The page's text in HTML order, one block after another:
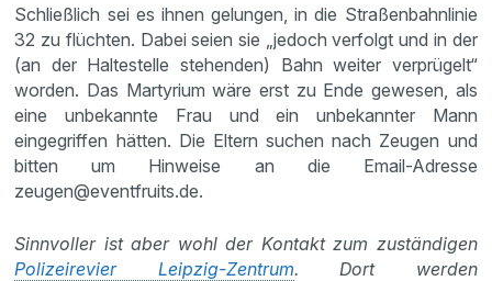
Schließlich sei es ihnen gelungen, in die Straßenbahnlinie
32 zu flüchten. Dabei seien sie „jedoch verfolgt und in der
(an der Haltestelle stehenden) Bahn weiter verprügelt“
worden. Das Martyrium wäre erst zu Ende gewesen, als
eine unbekannte Frau und ein unbekannter Mann
eingegriffen hätten. Die Eltern suchen nach Zeugen und
bitten um Hinweise an die Email-Adresse
zeugen@eventfruits.de.
Sinnvoller ist aber wohl der Kontakt zum zuständigen
Polizeirevier Leipzig-Zentrum. Dort werden